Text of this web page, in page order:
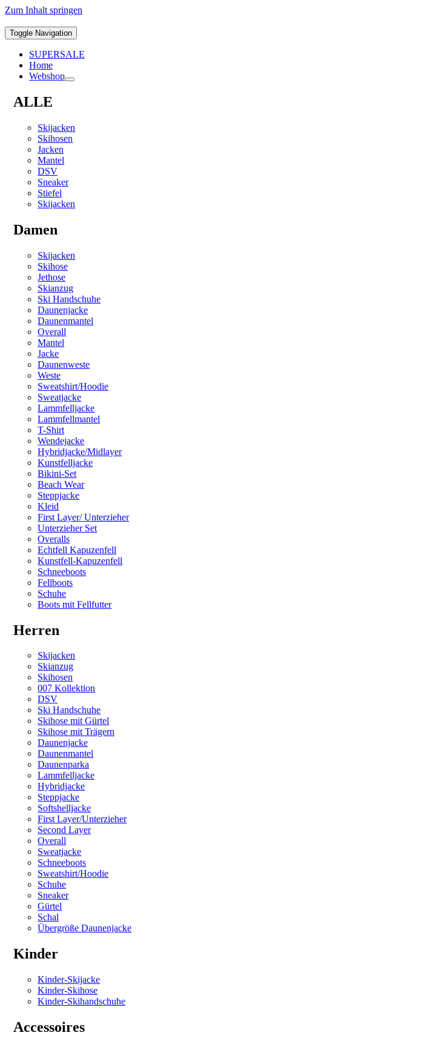
Zum Inhalt springen
Toggle Navigation
SUPERSALE
Home
Webshop
ALLE
Skijacken
Skihosen
Jacken
Mantel
DSV
Sneaker
Stiefel
Skijacken
Damen
Skijacken
Skihose
Jethose
Skianzug
Ski Handschuhe
Daunenjacke
Daunenmantel
Overall
Mantel
Jacke
Daunenweste
Weste
Sweatshirt/Hoodie
Sweatjacke
Lammfelljacke
Lammfellmantel
T-Shirt
Wendejacke
Hybridjacke/Midlayer
Kunstfelljacke
Bikini-Set
Beach Wear
Steppjacke
Kleid
First Layer/ Unterzieher
Unterzieher Set
Overalls
Echtfell Kapuzenfell
Kunstfell-Kapuzenfell
Schneeboots
Fellboots
Schuhe
Boots mit Fellfutter
Herren
Skijacken
Skianzug
Skihosen
007 Kollektion
DSV
Ski Handschuhe
Skihose mit Gürtel
Skihose mit Trägern
Daunenjacke
Daunenmantel
Daunenparka
Lammfelljacke
Hybridjacke
Steppjacke
Softshelljacke
First Layer/Unterzieher
Second Layer
Overall
Sweatjacke
Schneeboots
Sweatshirt/Hoodie
Schuhe
Sneaker
Gürtel
Schal
Übergröße Daunenjacke
Kinder
Kinder-Skijacke
Kinder-Skihose
Kinder-Skihandschuhe
Accessoires